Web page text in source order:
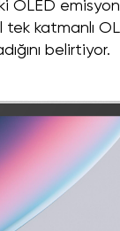
OLED
katmanlı
belirtiyor.